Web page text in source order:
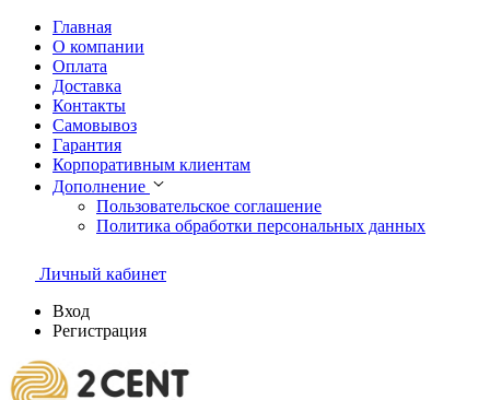
Главная
О компании
Оплата
Доставка
Контакты
Самовывоз
Гарантия
Корпоративным клиентам
Дополнение
Пользовательское соглашение
Политика обработки персональных данных
Личный кабинет
Вход
Регистрация